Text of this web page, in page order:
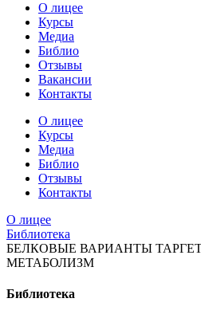
О лицее
Курсы
Медиа
Библио
Отзывы
Вакансии
Контакты
О лицее
Курсы
Медиа
Библио
Отзывы
Контакты
О лицее
Библиотека
БЕЛКОВЫЕ ВАРИАНТЫ
МЕТАБОЛИЗМ
Библиотека